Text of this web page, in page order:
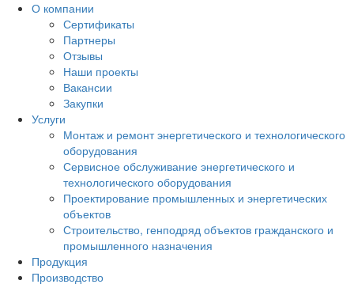
О компании
Сертификаты
Партнеры
Отзывы
Наши проекты
Вакансии
Закупки
Услуги
Монтаж и ремонт энергетического и технологического
оборудования
Сервисное обслуживание энергетического и
технологического оборудования
Проектирование промышленных и энергетических
объектов
Строительство, генподряд объектов гражданского и
промышленного назначения
Продукция
Производство